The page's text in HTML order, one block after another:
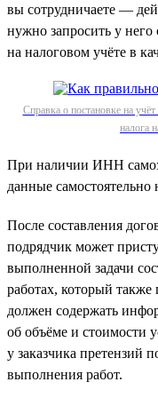
вы сотрудничаете —
нужно запросить у него
на налоговом учёте в
Справка о постановке на
налога
При наличии ИНН
данные самостоятельно
После составления
подрядчик может
выполненной задачи
работах, который
должен содержать
об объёме и стоимости
у заказчика претензий
выполнения работ.